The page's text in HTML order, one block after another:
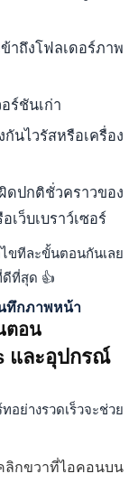
าถึงโฟลเดอร์ภาพ
อร์ชันเก่า
นไวรัสหรือเครื่อง
ดปกติชั่วคราวของ
เว็บเบราว์เซอร์
ขทีละขั้นตอนกันเลย
ที่สุด 👍
ทึกภาพหน้า
ตอน
และอุปกรณ์
ย่างรวดเร็วจะช่วย
ลิกขวาที่ไอคอนบน